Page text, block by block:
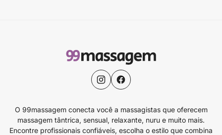
O 99massagem conecta você a massagistas que oferecem
massagem tântrica, sensual, relaxante, nuru e muito mais.
Encontre profissionais confiáveis, escolha o estilo que combina